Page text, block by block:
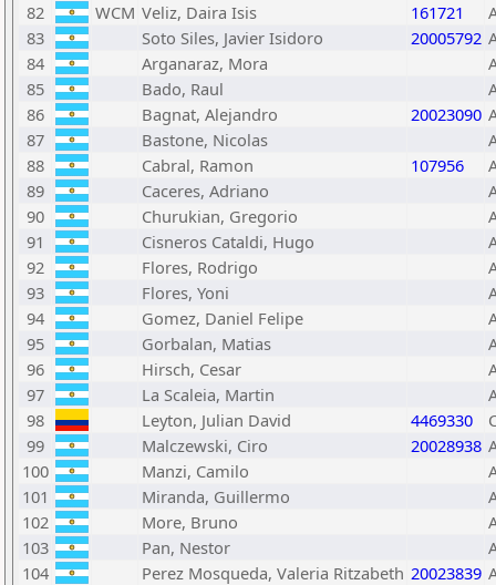
82
WCM Veliz, Daira Isis 161721
83
Soto Siles, Javier Isidoro 20005792
84
Arganaraz, Mora
85
Bado, Raul
86
Bagnat, Alejandro 20023090
87
Bastone, Nicolas
88
Cabral, Ramon 107956
89
Caceres, Adriano
90
Churukian, Gregorio
91
Cisneros Cataldi, Hugo
92
Flores, Rodrigo
93
Flores, Yoni
94
Gomez, Daniel Felipe
95
Gorbalan, Matias
96
Hirsch, Cesar
97
La Scaleia, Martin
98
Leyton, Julian David 4469330
99
Malczewski, Ciro 20028938
100
Manzi, Camilo
101
Miranda, Guillermo
102
More, Bruno
103
Pan, Nestor
104
Perez Mosqueda, Valeria Ritzabeth 20023839